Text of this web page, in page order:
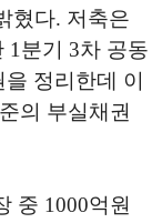
혔다. 저축은
1분기 3차 공동
정리한데 이
의 부실채권
중 1000억원